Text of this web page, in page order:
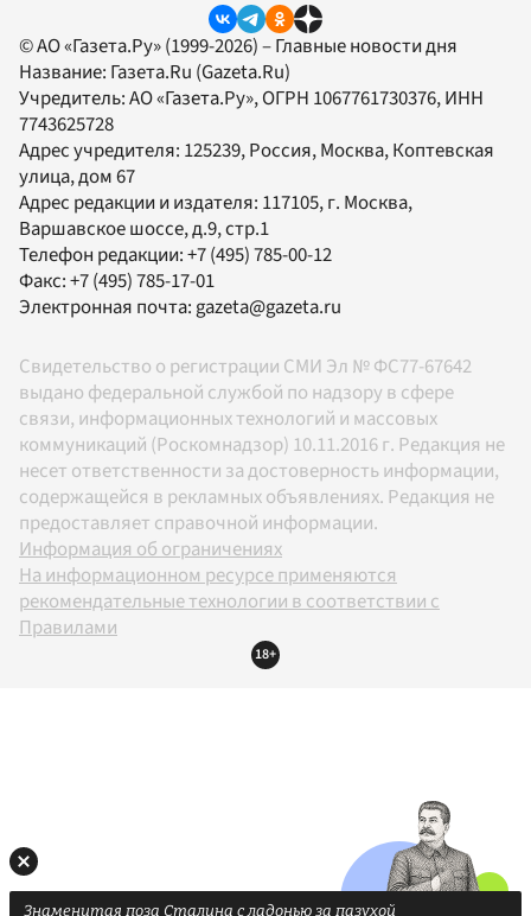
© АО «Газета.Ру» (1999-2026) – Главные новости дня
Название: Газета.Ru (Gazeta.Ru)
Учредитель:АО «Газета.Ру», ОГРН 1067761730376, ИНН
7743625728
Адрес учредителя: 125239, Россия, Москва, Коптевская
улица, дом 67
Адрес редакции и издателя: 117105, г. Москва,
Варшавское шоссе, д.9, стр.1
Телефон редакции:+7 (495) 785-00-12
Факс:+7 (495) 785-17-01
Электронная почта: gazeta@gazeta.ru
Свидетельство о регистрации СМИ Эл № ФС77-67642
выдано федеральной службой по надзору в сфере
связи, информационных технологий и массовых
коммуникаций (Роскомнадзор) 10.11.2016 г. Редакция не
несет ответственности за достоверность информации,
содержащейся в рекламных объявлениях. Редакция не
предоставляет справочной информации.
Информация об ограничениях
На информационном ресурсе применяются
рекомендательные технологии в соответствии с
Правилами
18+
Знаменитая поза Сталина с ладонью за пазухой